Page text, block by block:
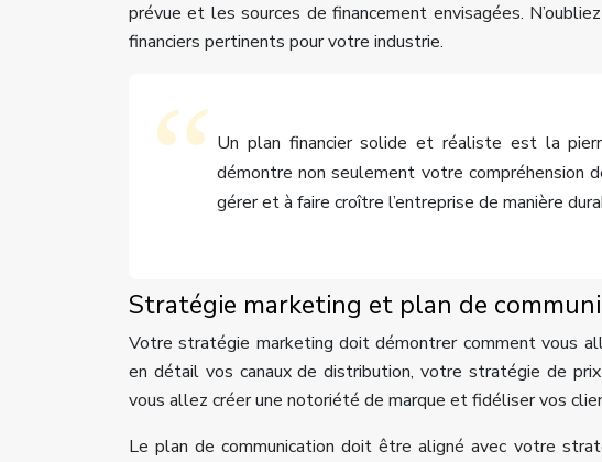
prévue et les sources de financement envisagées.
financiers pertinents pour votre industrie.
Un plan financier solide et réaliste est la
démontre non seulement votre compréhension
gérer et à faire croître l’entreprise de manière
Stratégie marketing et plan de
Votre stratégie marketing doit démontrer comment vous
en détail vos canaux de distribution, votre stratégie de
vous allez créer une notoriété de marque et fidéliser vos
Le plan de communication doit être aligné avec votre